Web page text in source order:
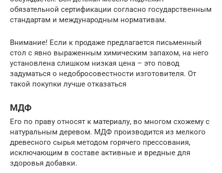
обязательной сертификации согласно государственным
стандартам и международным нормативам.
Внимание! Если к продаже предлагается письменный
стол с явно выраженным химическим запахом, на него
установлена слишком низкая цена – это повод
задуматься о недобросовестности изготовителя. От
такой покупки лучше отказаться
МДФ
Его по праву относят к материалу, во многом схожему с
натуральным деревом. МДФ производится из мелкого
древесного сырья методом горячего прессования,
исключающим в составе активные и вредные для
здоровья добавки.